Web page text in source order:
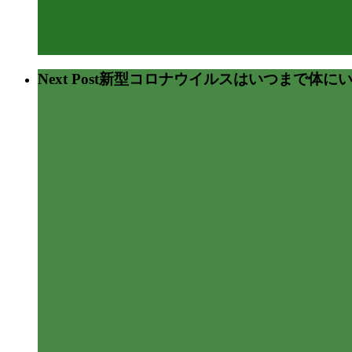
Next Post新型コロナウイルスはいつまで体に